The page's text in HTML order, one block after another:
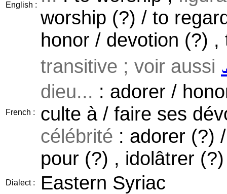
English :
worship (?) / to
honor / devotion (?) ,
French :
transitive ; voir aussi
dieu... : adorer /
culte à / faire ses
célébrité : adorer (?)
pour (?) , idolâtrer
Dialect : Eastern Syriac